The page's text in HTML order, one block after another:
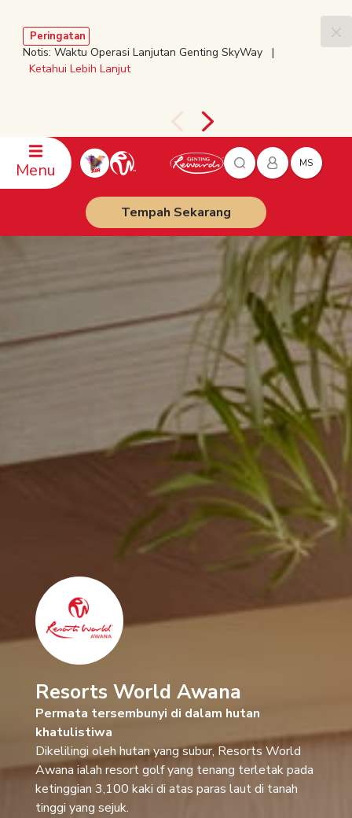
Peringatan
Notis: Waktu Operasi Lanjutan Genting SkyWay |
Ketahui Lebih Lanjut
Menu MS
Tempah Sekarang
Resorts World Awana
Permata tersembunyi di dalam hutan
khatulistiwa
Dikelilingi oleh hutan yang subur, Resorts World
Awana ialah resort golf yang tenang terletak pada
ketinggian 3,100 kaki di atas paras laut di tanah
tinggi yang sejuk.